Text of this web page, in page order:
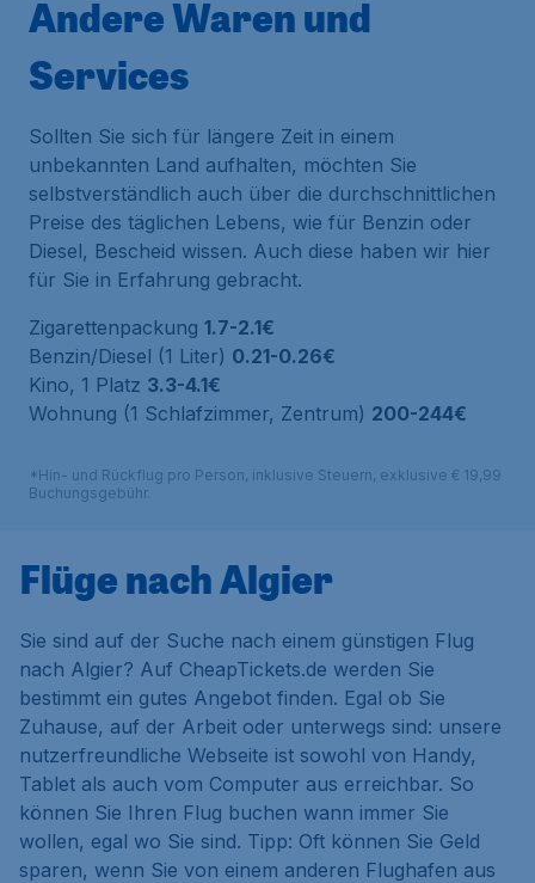
Andere Waren und
Services
Sollten Sie sich für längere Zeit in einem
unbekannten Land aufhalten, möchten Sie
selbstverständlich auch über die durchschnittlichen
Preise des täglichen Lebens, wie für Benzin oder
Diesel, Bescheid wissen. Auch diese haben wir hier
für Sie in Erfahrung gebracht.
Zigarettenpackung 1.7-2.1€
Benzin/Diesel (1 Liter) 0.21-0.26€
Kino, 1 Platz 3.3-4.1€
Wohnung (1 Schlafzimmer, Zentrum) 200-244€
*Hin- und Rückflug pro Person, inklusive Steuern, exklusive € 19,99
Buchungsgebühr.
Flüge nach Algier
Sie sind auf der Suche nach einem günstigen Flug
nach Algier? Auf CheapTickets.de werden Sie
bestimmt ein gutes Angebot finden. Egal ob Sie
Zuhause, auf der Arbeit oder unterwegs sind: unsere
nutzerfreundliche Webseite ist sowohl von Handy,
Tablet als auch vom Computer aus erreichbar. So
können Sie Ihren Flug buchen wann immer Sie
wollen, egal wo Sie sind. Tipp: Oft können Sie Geld
sparen, wenn Sie von einem anderen Flughafen aus